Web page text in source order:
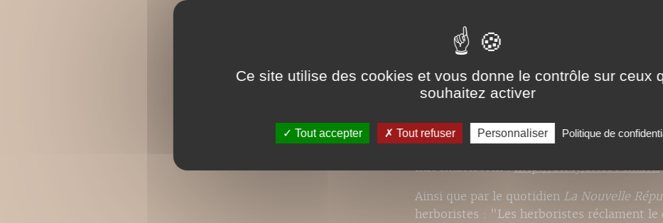
sont
InfoChalon.com :http://bit.ly/HerboChalon.
Ainsi que par le quotidien La Nouvelle
herboristes : "Les herboristes réclament
Ce site utilise des cookies et vous donne le contrôle sur ceux
souhaitez activer
Tout accepter Tout refuser Personnaliser Politique de